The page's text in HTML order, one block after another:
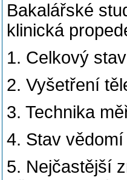
Bakalářské
klinická
1. Celkový
2. Vyšetření
3. Technika
4. Stav
5. Nejčastější